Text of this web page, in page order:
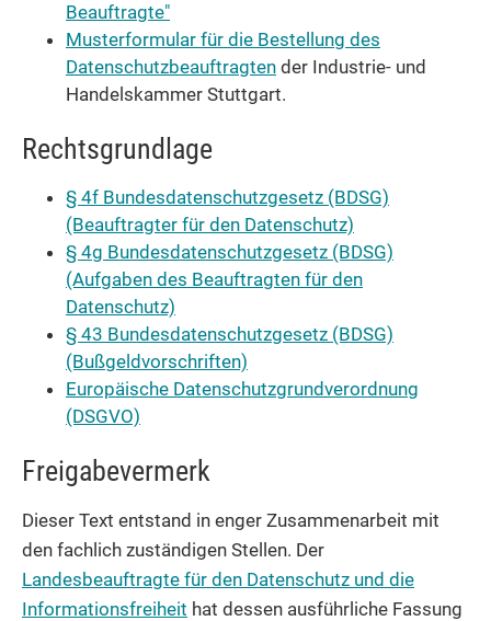
Beauftragte"
Musterformular für die Bestellung des
Datenschutzbeauftragten der Industrie- und
Handelskammer Stuttgart.
Rechtsgrundlage
§ 4f Bundesdatenschutzgesetz (BDSG)
(Beauftragter für den Datenschutz)
§ 4g Bundesdatenschutzgesetz (BDSG)
(Aufgaben des Beauftragten für den
Datenschutz)
§ 43 Bundesdatenschutzgesetz (BDSG)
(Bußgeldvorschriften)
Europäische Datenschutzgrundverordnung
(DSGVO)
Freigabevermerk
Dieser Text entstand in enger Zusammenarbeit mit
den fachlich zuständigen Stellen. Der
Landesbeauftragte für den Datenschutz und die
Informationsfreiheit hat dessen ausführliche Fassung